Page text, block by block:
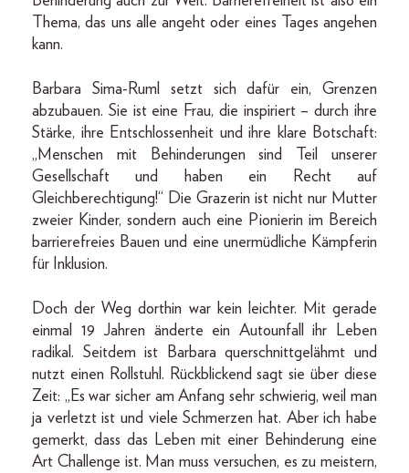
Thema, das uns alle angeht oder eines Tages angehen
kann.
Barbara Sima-Ruml setzt sich dafür ein, Grenzen
abzubauen. Sie ist eine Frau, die inspiriert – durch ihre
Stärke, ihre Entschlossenheit und ihre klare Botschaft:
„Menschen mit Behinderungen sind Teil unserer
Gesellschaft und haben ein Recht auf
Gleichberechtigung!“ Die Grazerin ist nicht nur Mutter
zweier Kinder, sondern auch eine Pionierin im Bereich
barrierefreies Bauen und eine unermüdliche Kämpferin
für Inklusion.
Doch der Weg dorthin war kein leichter. Mit gerade
einmal 19 Jahren änderte ein Autounfall ihr Leben
radikal. Seitdem ist Barbara querschnittgelähmt und
nutzt einen Rollstuhl. Rückblickend sagt sie über diese
Zeit: „Es war sicher am Anfang sehr schwierig, weil man
ja verletzt ist und viele Schmerzen hat. Aber ich habe
gemerkt, dass das Leben mit einer Behinderung eine
Art Challenge ist. Man muss versuchen, es zu meistern,